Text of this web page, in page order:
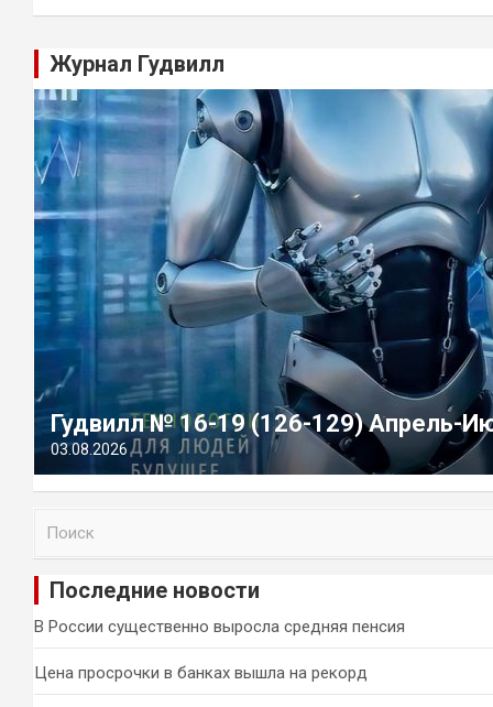
Журнал Гудвилл
Гудвилл № 16-19 (126-129) Апрель-
03.08.2026
и
Последние новости
В России существенно выросла средняя пенсия
Цена просрочки в банках вышла на рекорд